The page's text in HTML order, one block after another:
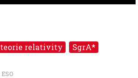
teorie relativity SgrA*
ESO